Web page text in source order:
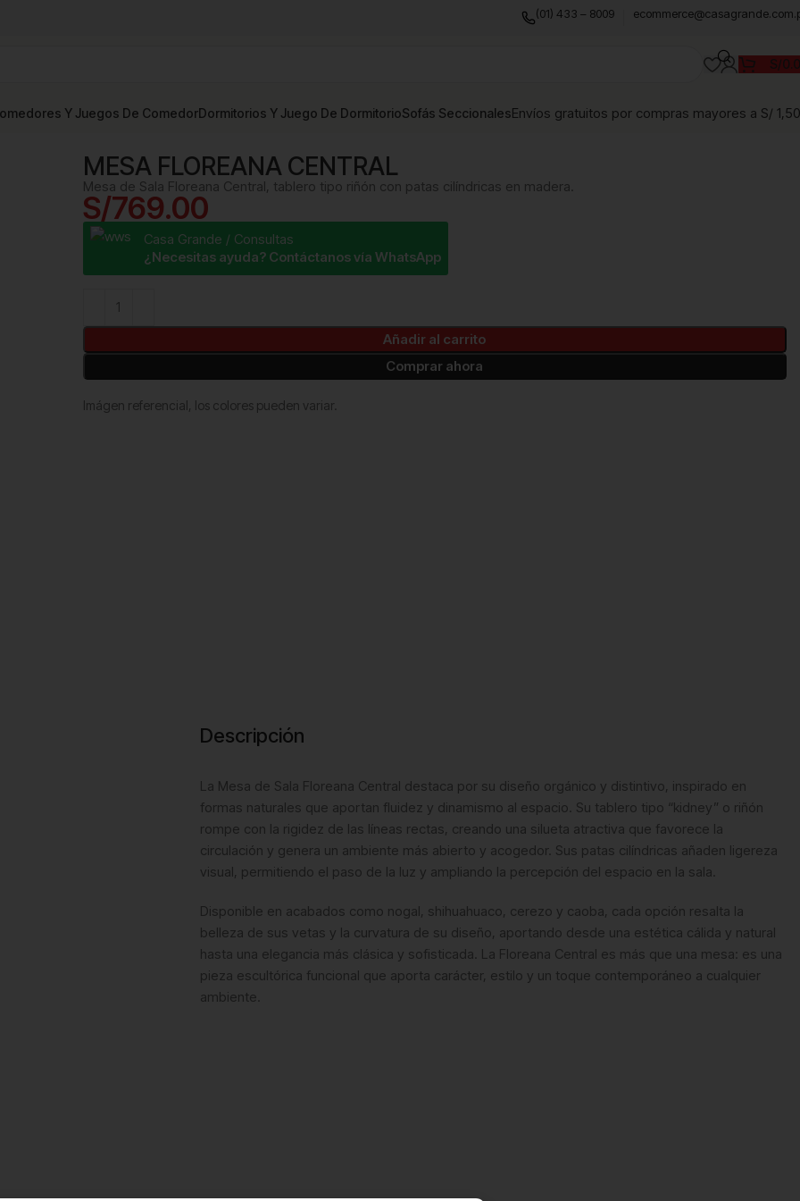
(01) 433 – 8009
S/
Y Juegos De ComedorDormitorios Y Juego De DormitorioSofás SeccionalesEnvíos gratuitos por compras mayores a S/
MESA FLOREANA CENTRAL
Mesa de Sala Floreana Central, tablero tipo riñón con patas cilíndricas en madera.
S/769.00
Casa Grande / Consultas
¿Necesitas ayuda? Contáctanos vía WhatsApp
Añadir al carrito
Comprar ahora
Imágen referencial, los colores pueden variar.
Descripción
La Mesa de Sala Floreana Central destaca por su diseño orgánico y distintivo, inspirado en
formas naturales que aportan fluidez y dinamismo al espacio. Su tablero tipo “kidney” o riñón
rompe con la rigidez de las líneas rectas, creando una silueta atractiva que favorece la
circulación y genera un ambiente más abierto y acogedor. Sus patas cilíndricas añaden ligereza
visual, permitiendo el paso de la luz y ampliando la percepción del espacio en la sala.
Disponible en acabados como nogal, shihuahuaco, cerezo y caoba, cada opción resalta la
belleza de sus vetas y la curvatura de su diseño, aportando desde una estética cálida y natural
hasta una elegancia más clásica y sofisticada. La Floreana Central es más que una mesa: es una
pieza escultórica funcional que aporta carácter, estilo y un toque contemporáneo a cualquier
ambiente.